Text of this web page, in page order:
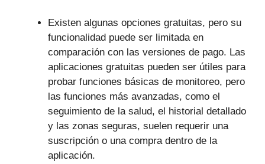
Existen algunas opciones gratuitas, pero su
funcionalidad puede ser limitada en
comparación con las versiones de pago. Las
aplicaciones gratuitas pueden ser útiles para
probar funciones básicas de monitoreo, pero
las funciones más avanzadas, como el
seguimiento de la salud, el historial detallado
y las zonas seguras, suelen requerir una
suscripción o una compra dentro de la
aplicación.